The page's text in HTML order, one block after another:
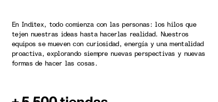
En Inditex, todo comienza con las personas: los hilos que
tejen nuestras ideas hasta hacerlas realidad. Nuestros
equipos se mueven con curiosidad, energía y una mentalidad
proactiva, explorando siempre nuevas perspectivas y nuevas
formas de hacer las cosas.